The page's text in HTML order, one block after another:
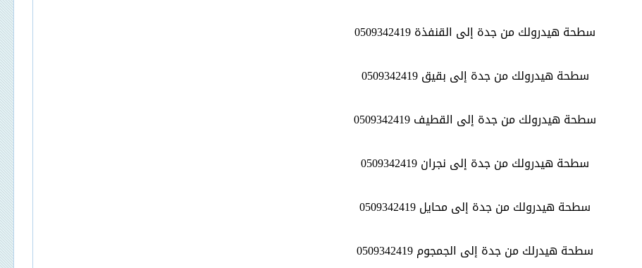
سطحة هيدرولك من جدة إلى القنفذة 0509342419
سطحة هيدرولك من جدة إلى بقيق 0509342419
سطحة هيدرولك من جدة إلى القطيف 0509342419
سطحة هيدرولك من جدة إلى نجران 0509342419
سطحة هيدرولك من جدة إلى محايل 0509342419
سطحة هيدرلك من جدة إلى الجمجوم 0509342419